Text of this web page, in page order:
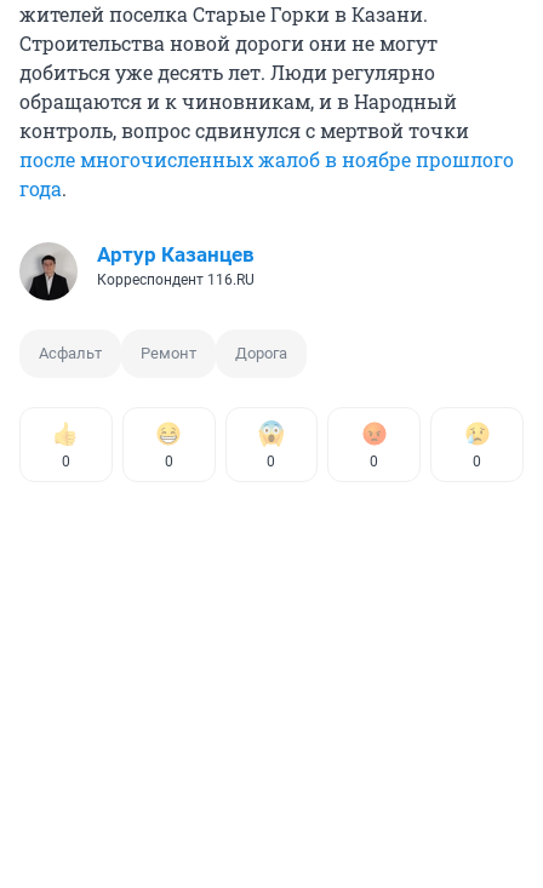
жителей поселка Старые Горки в Казани.
Строительства новой дороги они не могут
добиться уже десять лет. Люди регулярно
обращаются и к чиновникам, и в Народный
контроль, вопрос сдвинулся с мертвой точки
после многочисленных жалоб в ноябре прошлого
года.
Артур Казанцев
Корреспондент 116.RU
Асфальт Ремонт Дорога
0 0 0 0 0